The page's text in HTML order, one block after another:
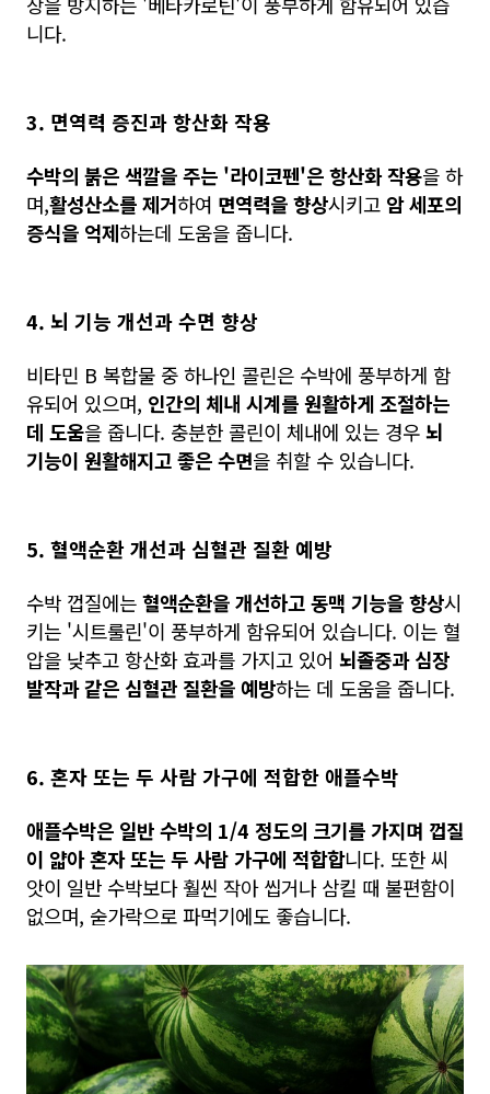
니다.
3. 면역력 증진과 항산화 작용
수박의 붉은 색깔을 주는 '라이코펜'은 항산화 작용을 하
며,활성산소를 제거하여 면역력을 향상시키고 암 세포의
증식을 억제하는데 도움을 줍니다.
4. 뇌 기능 개선과 수면 향상
비타민 B 복합물 중 하나인 콜린은 수박에 풍부하게 함
유되어 있으며, 인간의 체내 시계를 원활하게 조절하는
데 도움을 줍니다. 충분한 콜린이 체내에 있는 경우뇌
기능이 원활해지고 좋은 수면을 취할 수 있습니다.
5. 혈액순환 개선과 심혈관 질환 예방
수박 껍질에는혈액순환을 개선하고 동맥 기능을 향상시
키는 '시트룰린'이 풍부하게 함유되어 있습니다. 이는 혈
압을 낮추고 항산화 효과를 가지고 있어 뇌졸중과 심장
발작과 같은 심혈관 질환을 예방하는 데 도움을 줍니다.
6. 혼자 또는 두 사람 가구에 적합한 애플수박
애플수박은 일반 수박의 1/4 정도의 크기를 가지며 껍질
이 얇아 혼자 또는 두 사람 가구에 적합합니다. 또한 씨
앗이 일반 수박보다 훨씬 작아 씹거나 삼킬 때 불편함이
없으며, 숟가락으로 파먹기에도 좋습니다.